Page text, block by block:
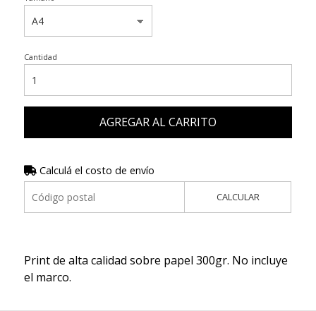
Cantidad
AGREGAR AL CARRITO
Calculá el costo de envío
CALCULAR
Print de alta calidad sobre papel 300gr. No incluye
el marco.